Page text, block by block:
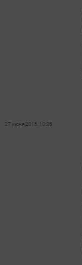
27 июня 2015, 10:36